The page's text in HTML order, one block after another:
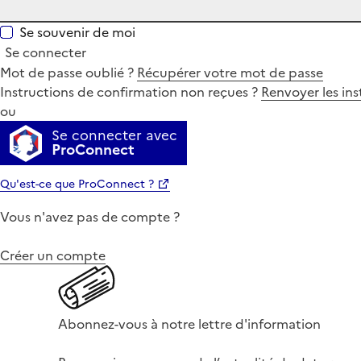
Se souvenir de moi
Se connecter
Mot de passe oublié ? Récupérer votre mot de passe
Instructions de confirmation non reçues ? Renvoyer les
ou
Se connecter avec
ProConnect
Qu'est-ce que ProConnect ?
Vous n'avez pas de compte ?
Créer un compte
Abonnez-vous à notre lettre d'information